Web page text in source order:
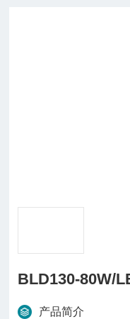
BLD130-80W/
产品简介